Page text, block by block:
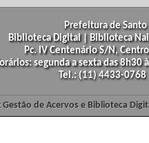
Prefeitura de
Biblioteca Digital | Biblioteca
Pc. IV Centenário S/N,
segunda a sexta das
Tel.: (11) 4433-
Gestão de Acervos e Biblioteca